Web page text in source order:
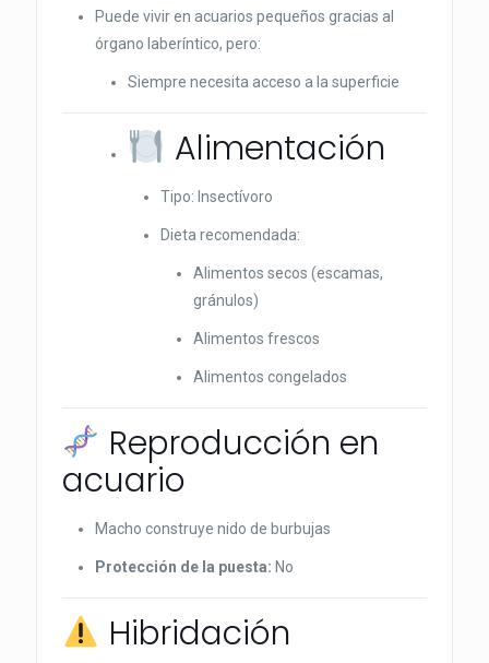
Puede vivir en acuarios pequeños gracias al
órgano laberíntico, pero:
Siempre necesita acceso a la superficie
Alimentación
Tipo: Insectívoro
Dieta recomendada:
Alimentos secos (escamas,
gránulos)
Alimentos frescos
Alimentos congelados
Reproducción en
acuario
Macho construye nido de burbujas
Protección de la puesta: No
Hibridación